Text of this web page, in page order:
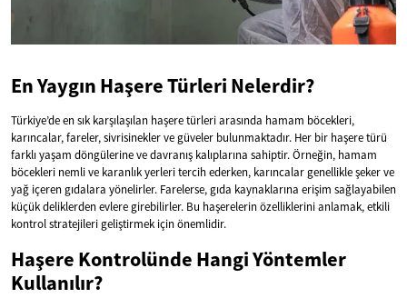
En Yaygın Haşere Türleri Nelerdir?
Türkiye’de en sık karşılaşılan haşere türleri arasında hamam böcekleri,
karıncalar, fareler, sivrisinekler ve güveler bulunmaktadır. Her bir haşere türü
farklı yaşam döngülerine ve davranış kalıplarına sahiptir. Örneğin, hamam
böcekleri nemli ve karanlık yerleri tercih ederken, karıncalar genellikle şeker ve
yağ içeren gıdalara yönelirler. Farelerse, gıda kaynaklarına erişim sağlayabilen
küçük deliklerden evlere girebilirler. Bu haşerelerin özelliklerini anlamak, etkili
kontrol stratejileri geliştirmek için önemlidir.
Haşere Kontrolünde Hangi Yöntemler
Kullanılır?